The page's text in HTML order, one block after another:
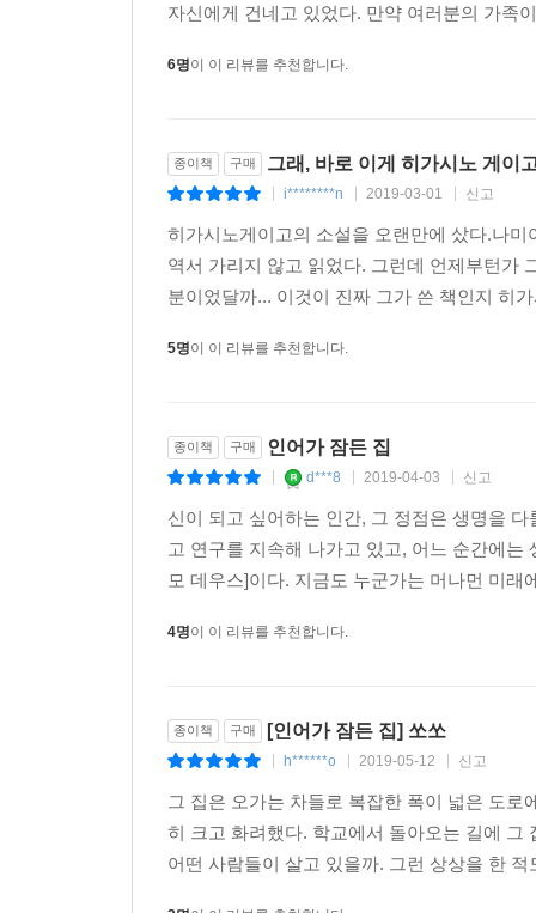
“이제 가는거니?”
(본문 중에서)
자신에게 건네고 있었다. 만약 여러분의 가족
6명이 이 리뷰를 추천합니다.
종이책 구매 그래, 바로 이게 히가시노 게이
i********n 2019-03-01 신고
히가시노게이고의 소설을 오랜만에 샀다.나
역서 가리지 않고 읽었다. 그런데 언제부턴가
분이었달까... 이것이 진짜 그가 쓴 책인지 히
5명이 이 리뷰를 추천합니다.
종이책 구매 인어가 잠든 집
d***8 2019-04-03 신고
신이 되고 싶어하는 인간, 그 정점은 생명을
고 연구를 지속해 나가고 있고, 어느 순간에
모 데우스]이다. 지금도 누군가는 머나먼 미
4명이 이 리뷰를 추천합니다.
종이책 구매 [인어가 잠든 집] 쏘쏘
h******o 2019-05-12 신고
그 집은 오가는 차들로 복잡한 폭이 넓은 도
히 크고 화려했다. 학교에서 돌아오는 길에 그
어떤 사람들이 살고 있을까. 그런 상상을 한